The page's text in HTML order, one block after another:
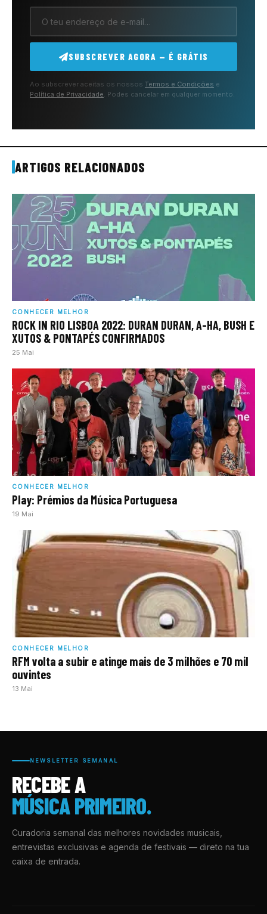
SUBSCREVER AGORA — É GRÁTIS
Ao subscrever aceitas os nossos Termos e Condições e
Política de Privacidade. Podes cancelar em qualquer momento.
ARTIGOS RELACIONADOS
CONHECER MELHOR
ROCK IN RIO LISBOA 2022: DURAN DURAN, A-HA, BUSH E
XUTOS & PONTAPÉS CONFIRMADOS
25 Mai
CONHECER MELHOR
Play: Prémios da Música Portuguesa
19 Mai
CONHECER MELHOR
RFM volta a subir e atinge mais de 3 milhões e 70 mil
ouvintes
13 Mai
NEWSLETTER SEMANAL
RECEBE A
MÚSICA PRIMEIRO.
Curadoria semanal das melhores novidades musicais,
entrevistas exclusivas e agenda de festivais — direto na tua
caixa de entrada.